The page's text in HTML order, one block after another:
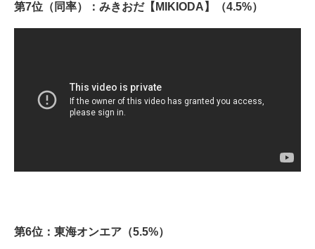
第7位（同率）：みきおだ【MIKIODA】（4.5%）
第6位：東海オンエア（5.5%）